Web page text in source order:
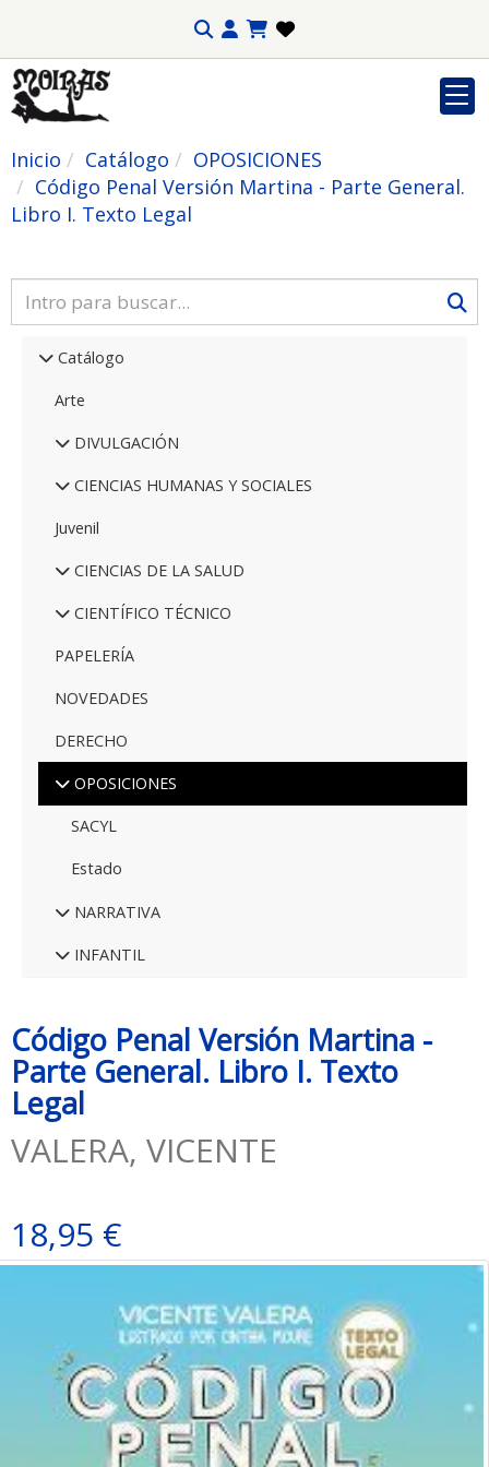
Inicio Catálogo
OPOSICIONES
Código Penal Versión Martina - Parte General.
Libro I. Texto Legal
Catálogo
Arte
DIVULGACIÓN
CIENCIAS HUMANAS Y SOCIALES
Juvenil
CIENCIAS DE LA SALUD
CIENTÍFICO TÉCNICO
PAPELERÍA
NOVEDADES
DERECHO
OPOSICIONES
SACYL
Estado
NARRATIVA
INFANTIL
Código Penal Versión Martina -
Parte General. Libro I. Texto
Legal
VALERA, VICENTE
18,95 €